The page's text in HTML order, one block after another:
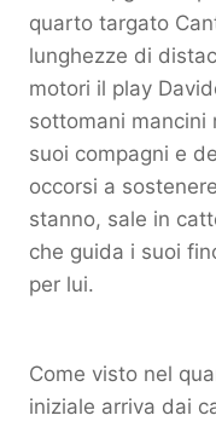
quarto targato
lunghezze di
motori il play
sottomani mancini
suoi compagni e
occorsi a
stanno, sale in
che guida i suoi
per lui.
Come visto nel
iniziale arriva dai